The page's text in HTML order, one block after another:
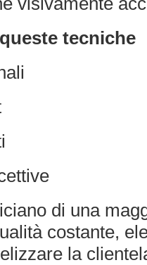
tecniche
di una
costante,
la